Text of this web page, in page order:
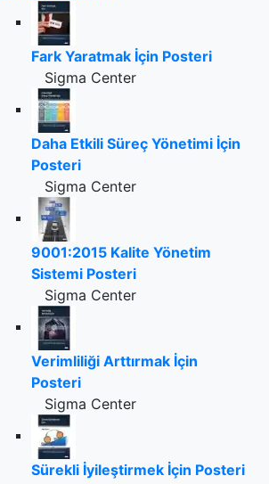
Fark Yaratmak İçin Posteri
Sigma Center
Daha Etkili Süreç Yönetimi İçin
Posteri
Sigma Center
9001:2015 Kalite Yönetim
Sistemi Posteri
Sigma Center
Verimliliği Arttırmak İçin
Posteri
Sigma Center
Sürekli İyileştirmek İçin Posteri